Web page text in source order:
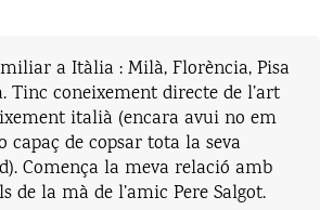
a Itàlia : Milà, Florència, Pisa
Tinc coneixement directe de l’art
italià (encara avui no em
capaç de copsar tota la seva
Comença la meva relació amb
de la mà de l’amic Pere Salgot.